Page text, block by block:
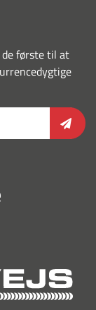
første til at